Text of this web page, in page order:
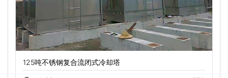
125吨不锈钢复合流闭式冷却塔